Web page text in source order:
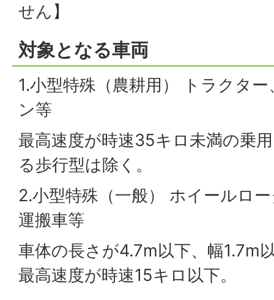
せん】
対象となる車両
1.小型特殊（農耕用） トラクタ
ン等
最高速度が時速35キロ未満の乗
る歩行型は除く。
2.小型特殊（一般） ホイールロ
運搬車等
車体の長さが4.7m以下、幅1.7m
最高速度が時速15キロ以下。